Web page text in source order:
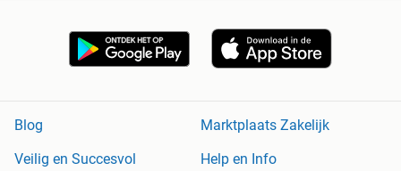
Blog
Marktplaats Zakelijk
Veilig en Succesvol
Help en Info